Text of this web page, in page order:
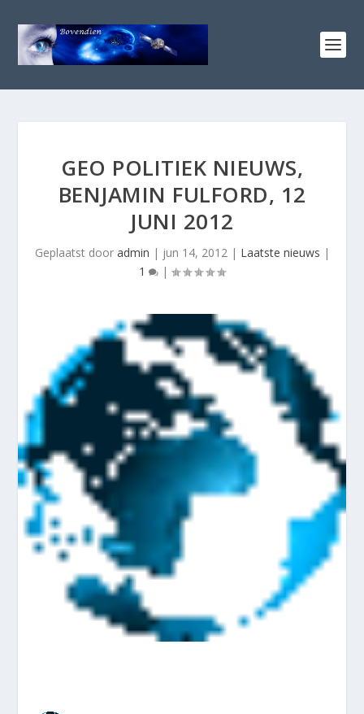
GEO POLITIEK NIEUWS,
BENJAMIN FULFORD, 12
JUNI 2012
Geplaatst door admin | jun 14, 2012| Laatste nieuws |
1
|